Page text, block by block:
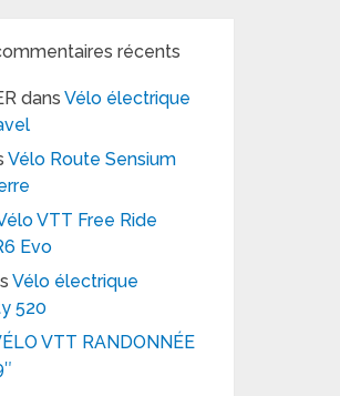
récents
dansVélo électrique
Vélo Route Sensium
VTT Free Ride
Evo
Vélo électrique
520
VTT RANDONNÉE